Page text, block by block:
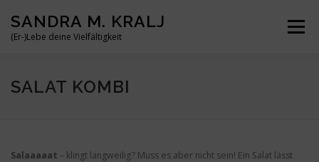
Inhalt
springen
SANDRA M. KRALJ
(Er-)Lebe deine Vielfältigkeit
Menü
HOME ÜBER MICH
SALAT KOMBI
Salaaaaat – klingt langweilig? Muss es aber nicht sein! Ein Salat lässt